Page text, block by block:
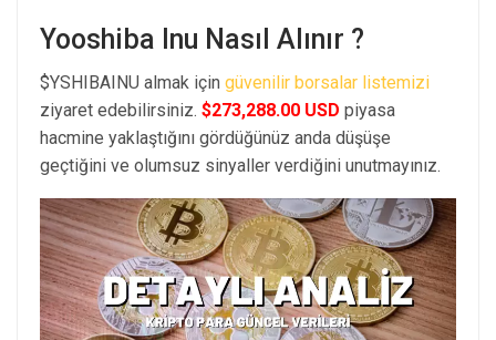
Yooshiba Inu Nasıl Alınır ?
$YSHIBAINU almak için güvenilir borsalar listemizi
ziyaret edebilirsiniz. $273,288.00 USD piyasa
hacmine yaklaştığını gördüğünüz anda düşüşe
geçtiğini ve olumsuz sinyaller verdiğini unutmayınız.